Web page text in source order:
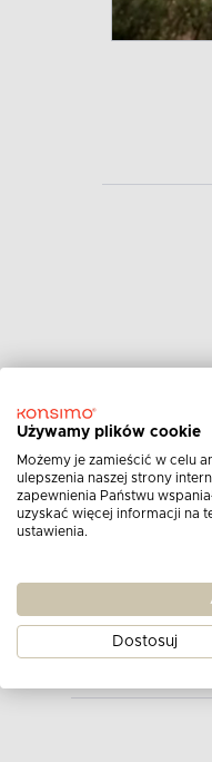
Używamy plików cookie
Możemy je zamieścić w celu
ulepszenia naszej strony
zapewnienia Państwu
uzyskać więcej informacji na
ustawienia.
Dostosuj